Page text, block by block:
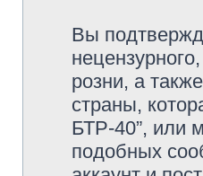
Вы
розни, а
страны,
БТР-40”, или
подобных